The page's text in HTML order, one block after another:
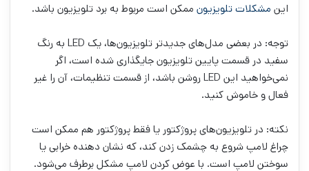
این مشکلات تلویزیون ممکن است مربوط به برد تلویزیون باشد.
توجه: در بعضی مدل‌های جدیدتر تلویزیون‌ها، یک LED به رنگ
سفید در قسمت پایین تلویزیون جایگذاری شده است، اگر
نمی‌خواهید این LED روشن باشد، از قسمت تنظیمات، آن را غیر
فعال و خاموش کنید.
نکته: در تلویزیون‌های پروژکتور یا فقط پروژکتور هم ممکن است
چراغ لامپ شروع به چشمک زدن کند، که نشان دهنده خرابی یا
سوختن لامپ است. با عوض کردن لامپ مشکل برطرف می‌شود.